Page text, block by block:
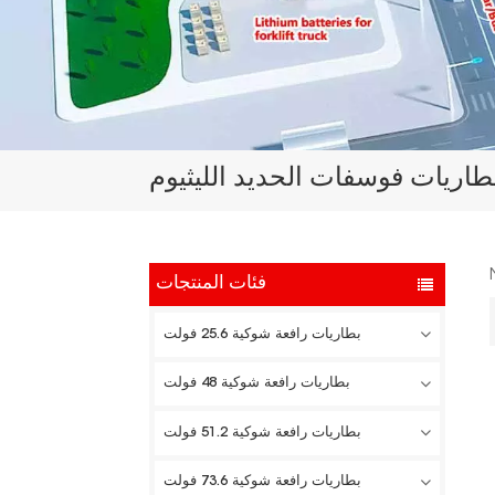
فوسفات الحديد الليثيوم
فئات المنتجات
بطاريات رافعة شوكية 25.6 فولت
بطاريات رافعة شوكية 48 فولت
بطاريات رافعة شوكية 51.2 فولت
بطاريات رافعة شوكية 73.6 فولت